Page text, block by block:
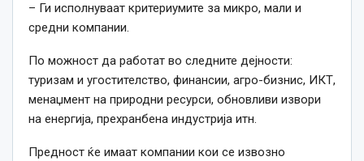
– Ги исполнуваат критериумите за микро, мали и
средни компании.
По можност да работат во следните дејности:
туризам и угостителство, финансии, агро-бизнис, ИКТ,
менаџмент на природни ресурси, обновливи извори
на енергија, прехранбена индустрија итн.
Предност ќе имаат компании кои се извозно